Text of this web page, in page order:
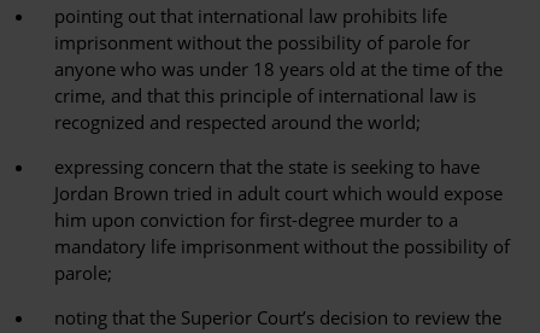
pointing out that international law prohibits life
imprisonment without the possibility of parole for
anyone who was under 18 years old at the time of the
crime, and that this principle of international law is
recognized and respected around the world;
expressing concern that the state is seeking to have
Jordan Brown tried in adult court which would expose
him upon conviction for first-degree murder to a
mandatory life imprisonment without the possibility of
parole;
noting that the Superior Court’s decision to review the